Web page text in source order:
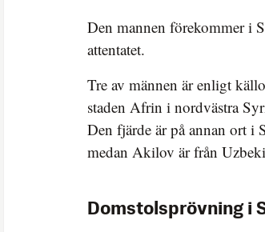
Den mannen förekommer i
attentatet.
Tre av männen är enligt
staden Afrin i nordvästra
Den fjärde är på annan ort i
medan Akilov är från
Domstolsprövning i